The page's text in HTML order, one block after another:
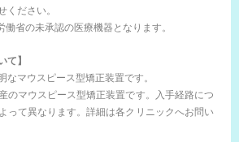
ください。
省の未承認の医療機器となります。
て】
マウスピース型矯正装置です。
のマウスピース型矯正装置です。入手経路につ
って異なります。詳細は各クリニックへお問い